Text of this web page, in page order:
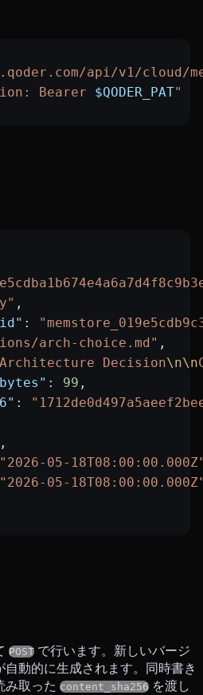
api/v1/cloud/
Bearer $QODER_PAT"
,
:
arch-choice.md" ,
Decision\n\n
: 99 ,
:
"2026-05-
"2026-05-
POST で行います。新しいバージ
自動的に生成されます。同時書き
み取った content_sha256 を渡し